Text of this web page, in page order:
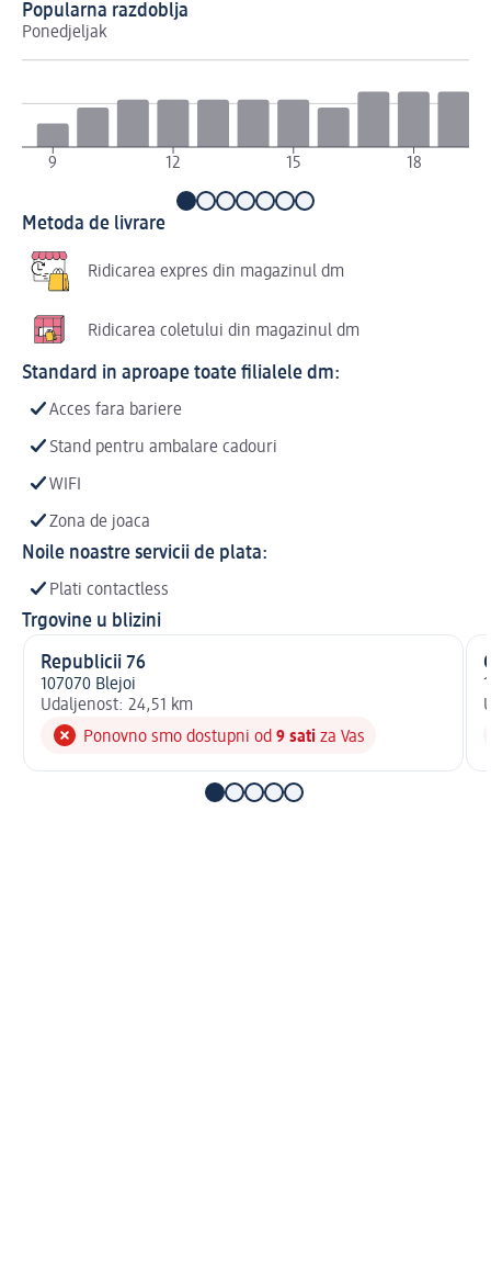
Popularna razdoblja
Ponedjeljak
9 12 15 18
Metoda de livrare
Ridicarea expres din magazinul dm
Ridicarea coletului din magazinul dm
Standard in aproape toate filialele dm:
Acces fara bariere
Stand pentru ambalare cadouri
WIFI
Zona de joaca
Noile noastre servicii de plata:
Plati contactless
Trgovine u blizini
Republicii 76
107070 Blejoi
Udaljenost: 24,51 km
Ponovno smo dostupni od 9 sati za Vas